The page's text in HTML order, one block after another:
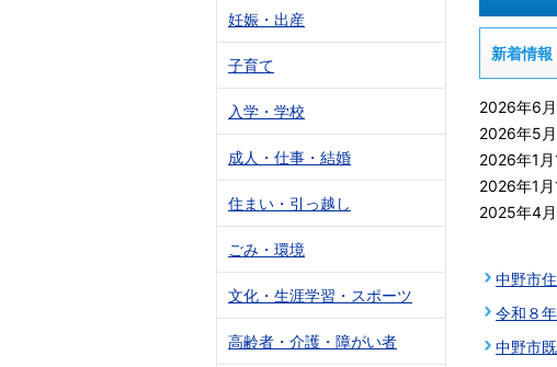
新着情報
2026年6
2026年5
2026年1月
2026年1月
2025年4
中野市
令和８
中野市
妊娠・出産
子育て
入学・学校
成人・仕事・結婚
住まい・引っ越し
ごみ・環境
文化・生涯学習・スポーツ
高齢者・介護・障がい者